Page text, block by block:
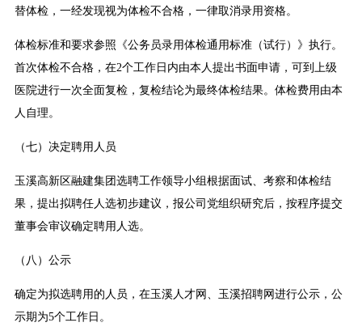
替体检，一经发现视为体检不合格，一律取消录用资格。
体检标准和要求参照《公务员录用体检通用标准（试行）》执行。
首次体检不合格，在2个工作日内由本人提出书面申请，可到上级
医院进行一次全面复检，复检结论为最终体检结果。体检费用由本
人自理。
（七）决定聘用人员
玉溪高新区融建集团选聘工作领导小组根据面试、考察和体检结
果，提出拟聘任人选初步建议，报公司党组织研究后，按程序提交
董事会审议确定聘用人选。
（八）公示
确定为拟选聘用的人员，在玉溪人才网、玉溪招聘网进行公示，公
示期为5个工作日。